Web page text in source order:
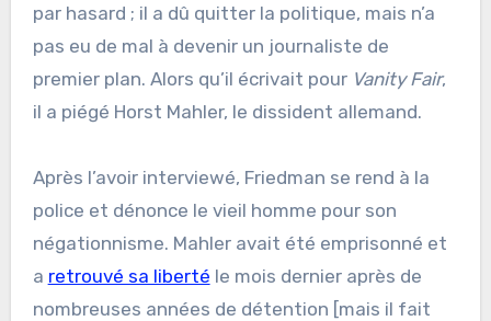
par hasard ; il a dû quitter la politique, mais n’a
pas eu de mal à devenir un journaliste de
premier plan. Alors qu’il écrivait pour Vanity Fair,
il a piégé Horst Mahler, le dissident allemand.
Après l’avoir interviewé, Friedman se rend à la
police et dénonce le vieil homme pour son
négationnisme. Mahler avait été emprisonné et
a retrouvé sa liberté le mois dernier après de
nombreuses années de détention [mais il fait